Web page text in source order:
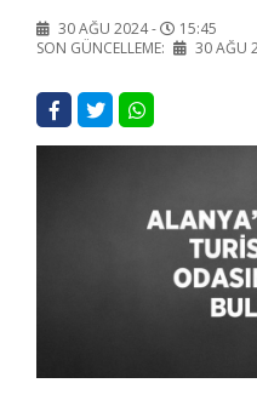
30 AĞU 2024 -
15:45
SON GÜNCELLEME:
30 AĞU